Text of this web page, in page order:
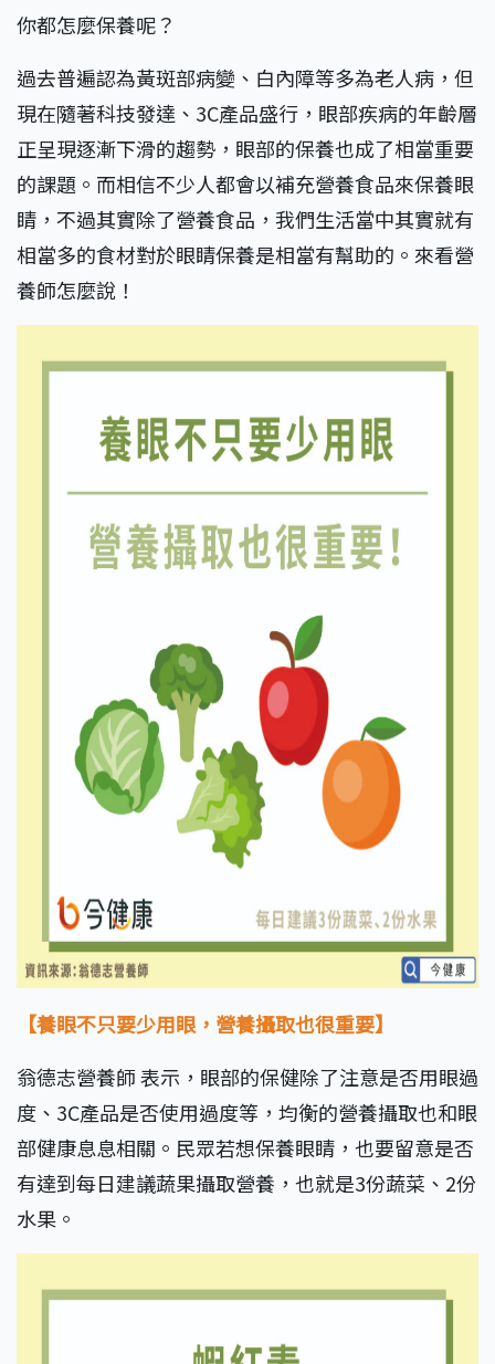
你都怎麼保養呢？
過去普遍認為黃斑部病變、白內障等多為老人病，但
現在隨著科技發達、3C產品盛行，眼部疾病的年齡層
正呈現逐漸下滑的趨勢，眼部的保養也成了相當重要
的課題。而相信不少人都會以補充營養食品來保養眼
睛，不過其實除了營養食品，我們生活當中其實就有
相當多的食材對於眼睛保養是相當有幫助的。來看營
養師怎麼說！
【養眼不只要少用眼，營養攝取也很重要】
翁德志營養師 表示，眼部的保健除了注意是否用眼過
度、3C產品是否使用過度等，均衡的營養攝取也和眼
部健康息息相關。民眾若想保養眼睛，也要留意是否
有達到每日建議蔬果攝取營養，也就是3份蔬菜、2份
水果。